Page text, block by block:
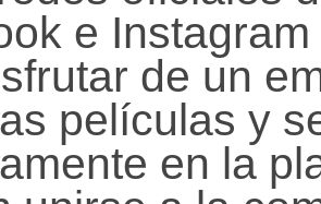
e
de un
películas y
en la